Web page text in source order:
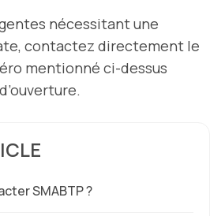
nécessitant une
contactez directement le
mentionné ci-dessus
SMABTP ?